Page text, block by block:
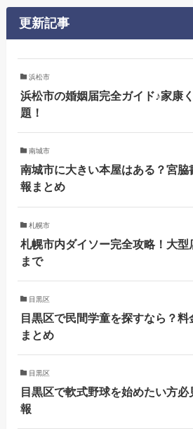
更新記事
浜松市
浜松市の婚姻届完全ガイド♪家康
題！
南城市
南城市に大きい本屋はある？宮
報まとめ
札幌市
札幌市内ダイソー完全攻略！大
まで
目黒区
目黒区で民間学童を探すなら？料
まとめ
目黒区
目黒区で軟式野球を始めたい方
報